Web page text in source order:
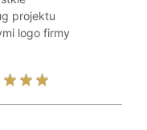
projektu
logo firmy